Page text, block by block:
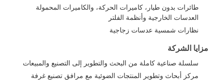
طائرات بدون طيار، كاميرات الحركة، والكاميرات المحمولة
العدسات الخارجية وأنظمة الفلتر
نظارات شمسية عدسات زجاجية
مزايا الشركة
سلسلة صناعية كاملة من البحث والتطوير إلى التصنيع والمبيعات
مركز أبحاث وتطوير المنتجات الضوئية مع مرافق تصنيع غرفة